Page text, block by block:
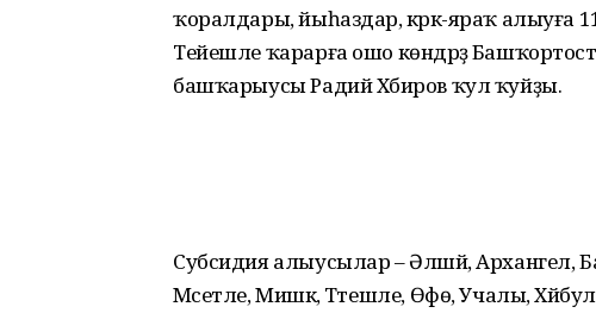
ҡоралдары, йыһаздар, кәрәк-яраҡ алыуға
Тейешле ҡарарға ошо көндәрҙә
башҡарыусы Радий Хәбиров ҡул ҡуйҙы.
Субсидия алыусылар – Әлшәй, Архангел,
Мәсетле, Мишкә, Тәтешле, Өфө, Учалы,